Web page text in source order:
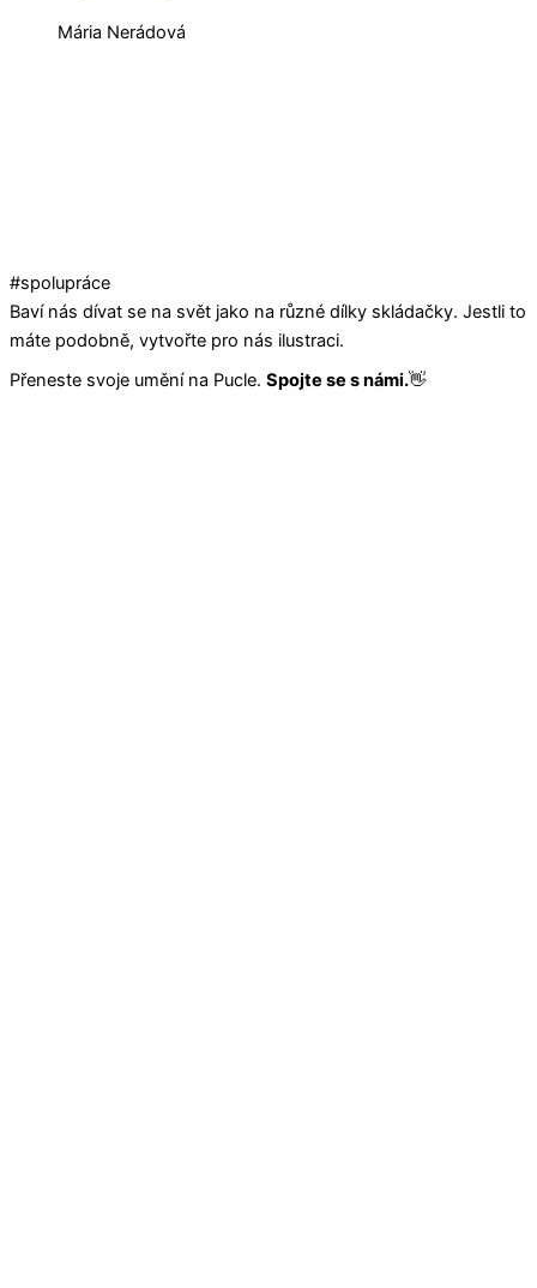
Mária Nerádová
#spolupráce
Baví nás dívat se na svět jako na různé dílky skládačky. Jestli to
máte podobně, vytvořte pro nás ilustraci.
Přeneste svoje umění na Pucle. Spojte se s námi.👋